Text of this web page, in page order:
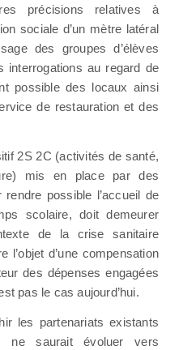
précisions relatives à
sociale d’un mètre latéral
des groupes d’élèves
interrogations au regard de
possible des locaux ainsi
de restauration et des
2S 2C (activités de santé,
mis en place par des
possible l’accueil de
scolaire, doit demeurer
de la crise sanitaire
l’objet d’une compensation
des dépenses engagées
pas le cas aujourd’hui.
les partenariats existants
ne saurait évoluer vers